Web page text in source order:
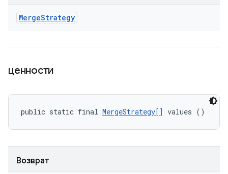
MergeStrategy
ценности
public static final MergeStrategy[] values ()
Возврат